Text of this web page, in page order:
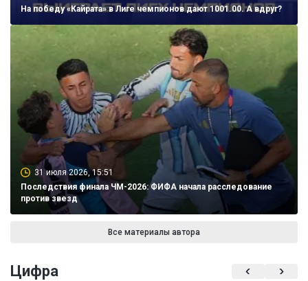
На победу «Кайрата» в Лиге чемпионов дают 1001.00. А вдруг?
31 июля 2026, 15:51
Последствия финала ЧМ-2026: ФИФА начала расследование
против звезд
Все материалы автора
Цифра